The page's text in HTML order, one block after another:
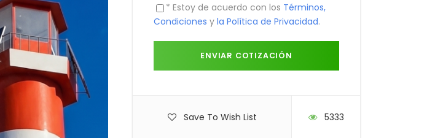
* Estoy de acuerdo con los Términos,
Condiciones y la Política de Privacidad.
Save To Wish List 5333